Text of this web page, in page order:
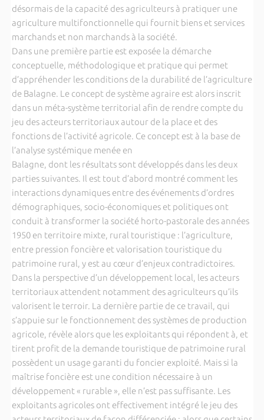
désormais de la capacité des agriculteurs à pratiquer une
agriculture multifonctionnelle qui fournit biens et services
marchands et non marchands à la société.
Dans une première partie est exposée la démarche
conceptuelle, méthodologique et pratique qui permet
d’appréhender les conditions de la durabilité de l’agriculture
de Balagne. Le concept de système agraire est alors inscrit
dans un méta-système territorial afin de rendre compte du
jeu des acteurs territoriaux autour de la place et des
fonctions de l’activité agricole. Ce concept est à la base de
l’analyse systémique menée en
Balagne, dont les résultats sont développés dans les deux
parties suivantes. Il est tout d’abord montré comment les
interactions dynamiques entre des événements d’ordres
démographiques, socio-économiques et politiques ont
conduit à transformer la société horto-pastorale des années
1950 en territoire mixte, rural touristique : l’agriculture,
entre pression foncière et valorisation touristique du
patrimoine rural, y est au cœur d’enjeux contradictoires.
Dans la perspective d’un développement local, les acteurs
territoriaux attendent notamment des agriculteurs qu’ils
valorisent le terroir. La dernière partie de ce travail, qui
s’appuie sur le fonctionnement des systèmes de production
agricole, révèle alors que les exploitants qui répondent à, et
tirent profit de la demande touristique de patrimoine rural
possèdent un usage garanti du foncier exploité. Mais si la
maîtrise foncière est une condition nécessaire à un
développement « rurable », elle n’est pas suffisante. Les
exploitants agricoles ont effectivement intégré le jeu des